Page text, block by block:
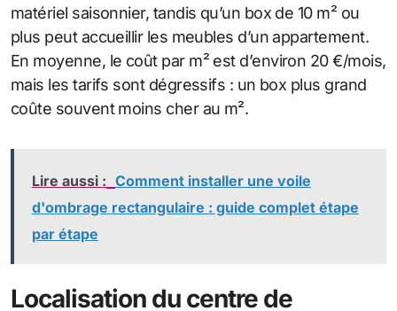
matériel saisonnier, tandis qu’un box de 10 m² ou
plus peut accueillir les meubles d’un appartement.
En moyenne, le coût par m² est d’environ 20 €/mois,
mais les tarifs sont dégressifs : un box plus grand
coûte souvent moins cher au m².
Lire aussi : Comment installer une voile
d'ombrage rectangulaire : guide complet étape
par étape
Localisation du centre de